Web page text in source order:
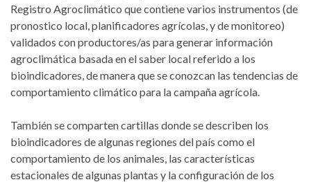
Registro Agroclimático que contiene varios instrumentos (de
pronostico local, planificadores agrícolas, y de monitoreo)
validados con productores/as para generar información
agroclimática basada en el saber local referido a los
bioindicadores, de manera que se conozcan las tendencias de
comportamiento climático para la campaña agrícola.
También se comparten cartillas donde se describen los
bioindicadores de algunas regiones del país como el
comportamiento de los animales, las características
estacionales de algunas plantas y la configuración de los